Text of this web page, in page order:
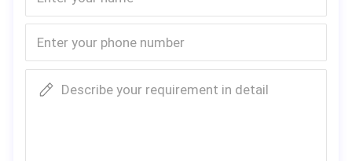
受渡し時間:
約15-20のワード日
容器のローディング:
会社Profie
Describe your requirement in detail